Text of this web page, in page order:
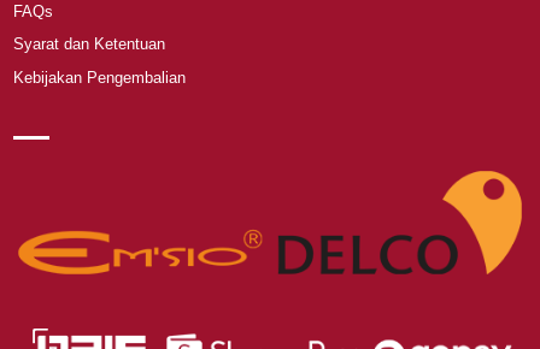
FAQs
Syarat dan Ketentuan
Kebijakan Pengembalian